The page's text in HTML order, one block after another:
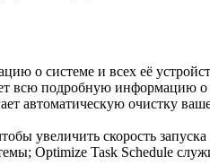
о системе и всех её
всю подробную информацию
автоматическую очистку
увеличить скорость
Optimize Task Schedule